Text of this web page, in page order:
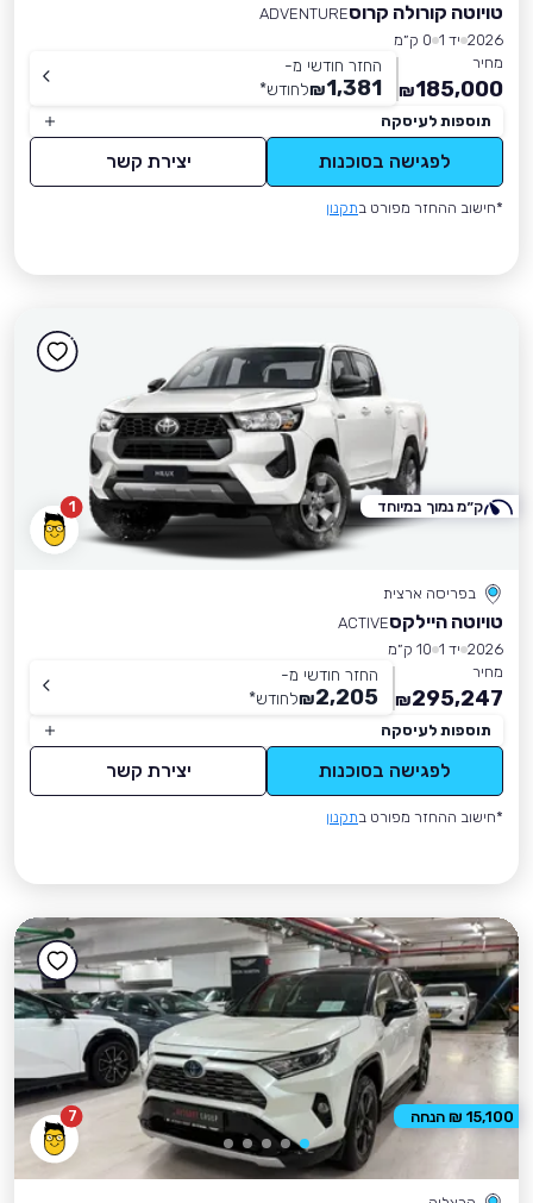
טויוטה קורולה קרוסADVENTURE
2026 יד 1
0 ק״מ
מחיר
185,000
₪
החזר חודשי מ-
1,381
₪לחודש*
תוספות לעיסקה
לפגישה בסוכנות יצירת קשר
*חישוב ההחזר מפורט בתקנון
1
בפריסה ארצית
טויוטה היילקסACTIVE
2026 יד 1
10 ק״מ
מחיר
295,247
₪
החזר חודשי מ-
2,205
₪לחודש*
תוספות לעיסקה
לפגישה בסוכנות יצירת קשר
*חישוב ההחזר מפורט בתקנון
ק״מ נמוך במיוחד
7 15,100 ₪ הנחה